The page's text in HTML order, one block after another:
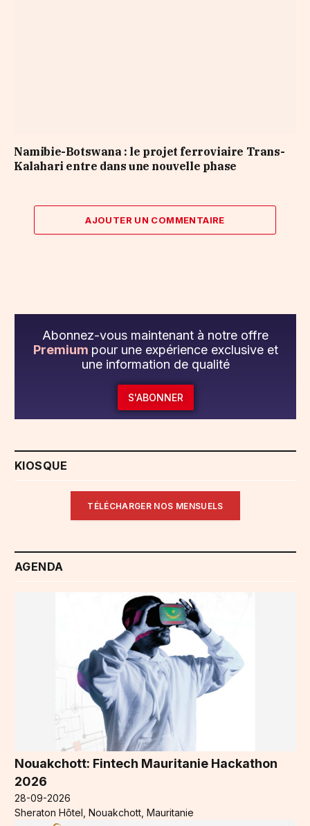
Namibie-Botswana : le projet ferroviaire Trans-
Kalahari entre dans une nouvelle phase
AJOUTER UN COMMENTAIRE
Abonnez-vous maintenant à notre offre
Premium pour une expérience exclusive et
une information de qualité
S'ABONNER
KIOSQUE
TÉLÉCHARGER NOS MENSUELS
AGENDA
Nouakchott: Fintech Mauritanie Hackathon
2026
28-09-2026
Sheraton Hôtel, Nouakchott, Mauritanie